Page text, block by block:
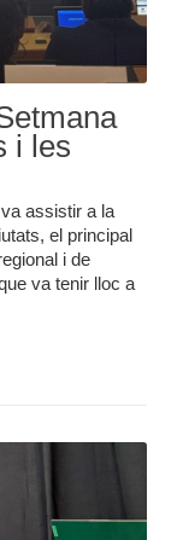
i les
assistir a la
el principal
i de
va tenir lloc a